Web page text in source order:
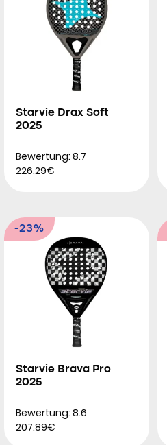
Starvie Drax Soft
2025
Bewertung: 8.7
226.29€
-23%
Starvie Brava Pro
2025
Bewertung: 8.6
207.89€